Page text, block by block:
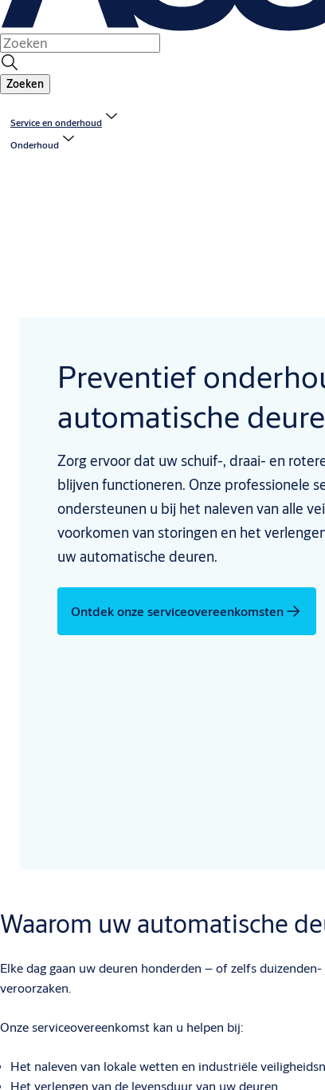
Zoeken
Service en onderhoud
Onderhoud
Preventief
automatische
Zorg ervoor dat uw schuif-, draai- en
blijven functioneren. Onze professionele
ondersteunen u bij het naleven van alle
voorkomen van storingen en het
uw automatische deuren.
Ontdek onze serviceovereenkomsten
Waarom uw automatische
Elke dag gaan uw deuren honderden – of zelfs
veroorzaken.
Onze serviceovereenkomst kan u helpen bij:
Het naleven van lokale wetten en industriële
Het verlengen van de levensduur van uw deuren